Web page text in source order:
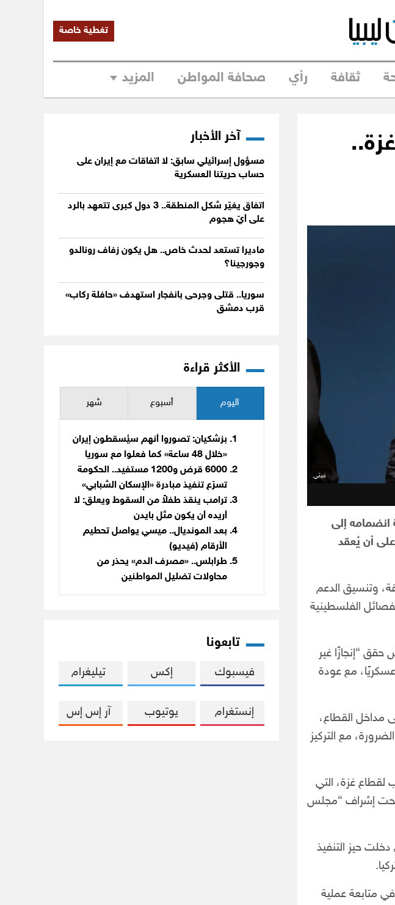
تغطية خاصة
ثقافة رأي صحافة المواطن المزيد
غيتي
انضمامه إلى
أن يُعقد
وتنسيق الدعم
الفلسطينية
حقق “إنجازًا غير
مع عودة
مداخل القطاع،
مع التركيز
لقطاع غزة، التي
تحت إشراف “مجلس
حيز التنفيذ
متابعة عملية
آخر الأخبار
مسؤول إسرائيلي سابق: لا اتفاقات مع إيران على
حساب حريتنا العسكرية
اتفاق يغيّر شكل المنطقة.. 3 دول كبرى تتعهد بالرد
على أيّ هجوم
ماديرا تستعد لحدث خاص.. هل يكون زفاف رونالدو
وجورجينا؟
سوريا.. قتلى وجرحى بانفجار استهدف «حافلة ركاب»
قرب دمشق
الأكثر قراءة
اليوم أسبوع شهر
بزشكيان: تصوروا أنهم سيُسقطون إيران
«خلال 48 ساعة» كما فعلوا مع سوريا
6000 قرض و1200 مستفيد.. الحكومة
تسرّع تنفيذ مبادرة «الإسكان الشبابي»
ترامب ينقذ طفلاً من السقوط ويعلق: لا
أريده أن يكون مثل بايدن
بعد المونديال.. ميسي يواصل تحطيم
الأرقام (فيديو)
طرابلس.. «مصرف الدم» يحذر من
محاولات تضليل المواطنين
تابعونا
فيسبوك إكس تيليغرام
إنستغرام يوتيوب آر إس إس